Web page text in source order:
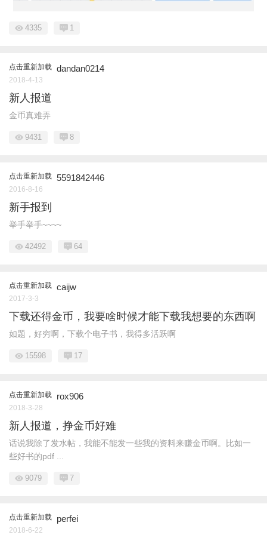
4335 1
点击重新加载 dandan0214
2018-4-13
新人报道
金币真难弄
9431 8
点击重新加载 5591842446
2016-8-16
新手报到
举手举手~~~~
42492 64
点击重新加载 caijw
2017-3-3
下载还得金币，我要啥时候才能下载我想要的东西啊
如题，好穷啊，下载个电子书，我得多活跃啊
15598 17
点击重新加载 rox906
2018-3-28
新人报道，挣金币好难
话说我除了发水帖，我能不能发一些我的资料来赚金币啊。比如一
些好书的pdf ...
9079 7
点击重新加载 perfei
2018-6-22